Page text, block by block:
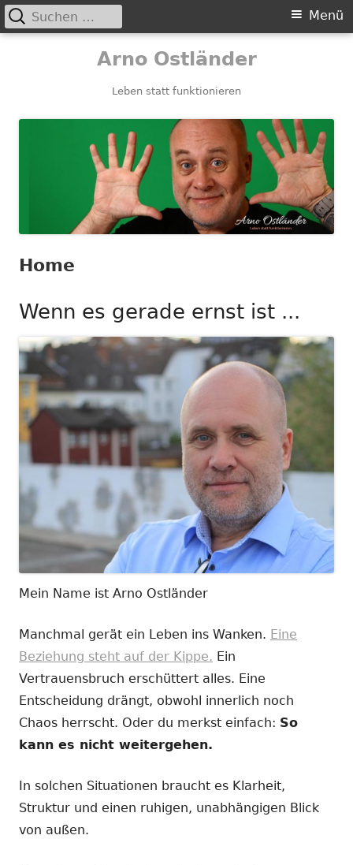
Arno Ostländer
Leben statt funktionieren
Primäres
Menü
Suchen
nach:
Home
Wenn es gerade ernst ist ...
Mein Name ist Arno Ostländer
Manchmal gerät ein Leben ins Wanken. Eine
Beziehung steht auf der Kippe. Ein
Vertrauensbruch erschüttert alles. Eine
Entscheidung drängt, obwohl innerlich noch
Chaos herrscht. Oder du merkst einfach: So
kann es nicht weitergehen.
In solchen Situationen braucht es Klarheit,
Struktur und einen ruhigen, unabhängigen Blick
von außen.